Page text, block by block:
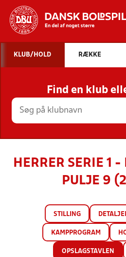
STILLINGER,
HOLD
KLUB/HOLD RÆKKE
Find en klub
HERRER SERIE 1
PULJE 9
STILLING
KAMPPROGRAM
OPSLAGSTAVLEN